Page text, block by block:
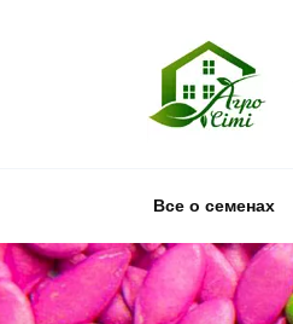
Все о семенах